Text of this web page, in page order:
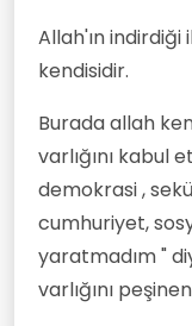
Allah'ın
kendisidir.
Burada allah
varlığını kabul
demokrasi ,
cumhuriyet,
yaratmadım "
varlığını